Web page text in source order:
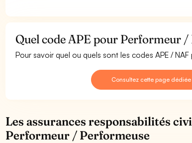
Quel code APE pour Performeur /
Pour savoir quel ou quels sont les codes APE /
Consultez cette page
Les assurances responsabilités
Performeur / Performeuse